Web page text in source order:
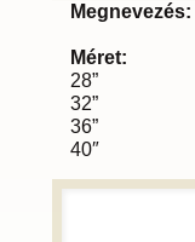
Megnevezés:
Méret:
28”
32”
36”
40″